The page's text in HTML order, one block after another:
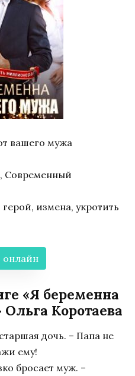
вашего мужа
Современный
измена, укротить
онлайн
«Я беременна
Коротаева
дочь. – Папа не
ему!
бросает муж. –